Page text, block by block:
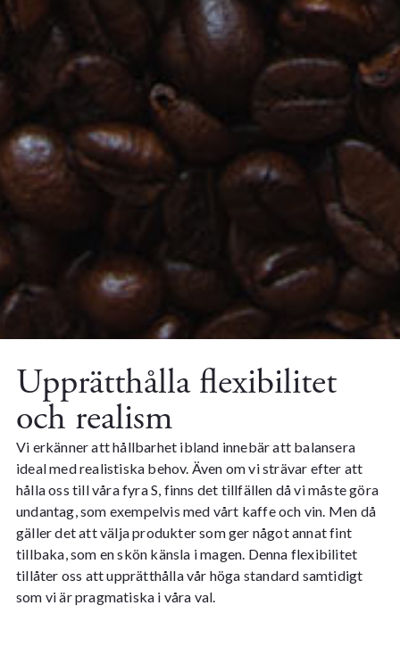
Upprätthålla flexibilitet
och realism
Vi erkänner att hållbarhet ibland innebär att balansera
ideal med realistiska behov. Även om vi strävar efter att
hålla oss till våra fyra S, finns det tillfällen då vi måste göra
undantag, som exempelvis med vårt kaffe och vin. Men då
gäller det att välja produkter som ger något annat fint
tillbaka, som en skön känsla i magen. Denna flexibilitet
tillåter oss att upprätthålla vår höga standard samtidigt
som vi är pragmatiska i våra val.